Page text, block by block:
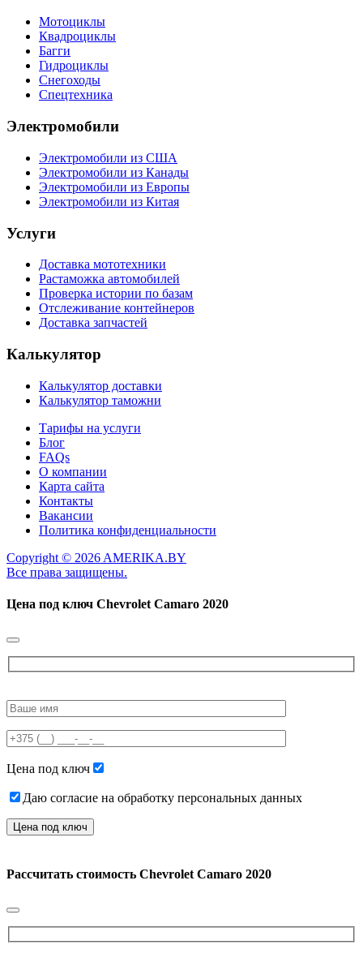
Мотоциклы
Квадроциклы
Багги
Гидроциклы
Снегоходы
Спецтехника
Электромобили
Электромобили из США
Электромобили из Канады
Электромобили из Европы
Электромобили из Китая
Услуги
Доставка мототехники
Растаможка автомобилей
Проверка истории по базам
Отслеживание контейнеров
Доставка запчастей
Калькулятор
Калькулятор доставки
Калькулятор таможни
Тарифы на услуги
Блог
FAQs
О компании
Карта сайта
Контакты
Вакансии
Политика конфиденциальности
Copyright © 2026 AMERIKA.BY
Все права защищены.
Цена под ключ Chevrolet Camaro 2020
leave
field
empty.
Цена под ключ
Даю согласие на обработку персональных данных
Рассчитать стоимость Chevrolet Camaro 2020